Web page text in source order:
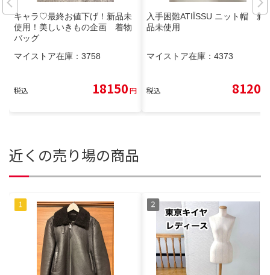
キャラ♡最終お値下げ！新品未
使用！美しいきもの企画 着物
バッグ
マイストア在庫： 3758
税込 18150円
入手困難ATIÏSSU ニット帽 新
品未使用
マイストア在庫： 4373
税込 8120
近くの売り場の商品